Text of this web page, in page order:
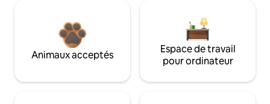
Animaux acceptés
Espace de travail
pour ordinateur